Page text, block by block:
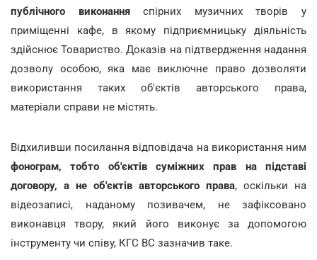
публічного виконанняспірних музичних творів у
приміщенні кафе, в якому підприємницьку діяльність
здійснює Товариство. Доказів на підтвердження надання
дозволу особою, яка має виключне право дозволяти
використання таких об'єктів авторського права,
матеріали справи не містять.
Відхиливши посилання відповідача на використання ним
фонограм, тобто об'єктів суміжних прав на підставі
договору, а не об'єктів авторського права, оскільки на
відеозаписі, наданому позивачем, не зафіксовано
виконавця твору, який його виконує за допомогою
інструменту чи співу, КГС ВС зазначив таке.